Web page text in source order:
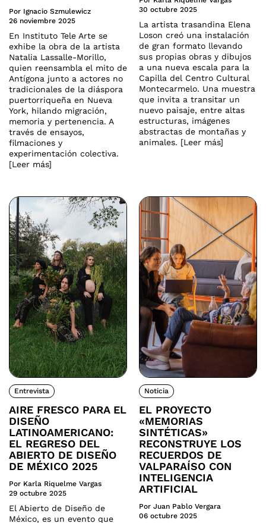
Por Ignacio Szmulewicz
26 noviembre 2025
En Instituto Tele Arte se
exhibe la obra de la artista
Natalia Lassalle-Morillo,
quien reensambla el mito de
Antígona junto a actores no
tradicionales de la diáspora
puertorriqueña en Nueva
York, hilando migración,
memoria y pertenencia. A
través de ensayos,
filmaciones y
experimentación colectiva.
[Leer más]
30 octubre 2025
La artista trasandina Elena
Loson creó una instalación
de gran formato llevando
sus propias obras y dibujos
a una nueva escala para la
Capilla del Centro Cultural
Montecarmelo. Una muestra
que invita a transitar un
nuevo paisaje, entre altas
estructuras, imágenes
abstractas de montañas y
animales. [Leer más]
Entrevista
AIRE FRESCO PARA EL
DISEÑO
LATINOAMERICANO:
EL REGRESO DEL
ABIERTO DE DISEÑO
DE MÉXICO 2025
Por Karla Riquelme Vargas
29 octubre 2025
El Abierto de Diseño de
México, es un evento que
Noticia
EL PROYECTO
«MEMORIAS
SINTÉTICAS»
RECONSTRUYE LOS
RECUERDOS DE
VALPARAÍSO CON
INTELIGENCIA
ARTIFICIAL
Por Juan Pablo Vergara
06 octubre 2025